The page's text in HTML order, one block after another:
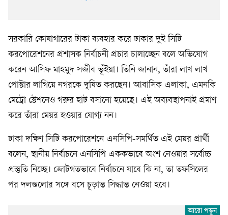
সরকারি কোষাগারের টাকা ব্যবহার করে ঢাকার দুই সিটি
করপোরেশনের প্রশাসক নির্বাচনী প্রচার চালাচ্ছেন বলে অভিযোগ
করেন আসিফ মাহমুদ সজীব ভূঁইয়া। তিনি জানান, তাঁরা লাখ লাখ
পোস্টার লাগিয়ে নগরকে দূষিত করছেন। আবাসিক এলাকা, এমনকি
মেট্রো স্টেশনেও গরুর হাট বসানো হয়েছে। এই অব্যবস্থাপনাই প্রমাণ
করে তাঁরা মেয়র হওয়ার যোগ্য নন।
ঢাকা দক্ষিণ সিটি করপোরেশনে এনসিপি-সমর্থিত এই মেয়র প্রার্থী
বলেন, স্থানীয় নির্বাচনে এনসিপি এককভাবে অংশ নেওয়ার সর্বোচ্চ
প্রস্তুতি নিচ্ছে। জোটগতভাবে নির্বাচনে যাবে কি না, তা তফসিলের
পর দলগুলোর সঙ্গে বসে চূড়ান্ত সিদ্ধান্ত নেওয়া হবে।